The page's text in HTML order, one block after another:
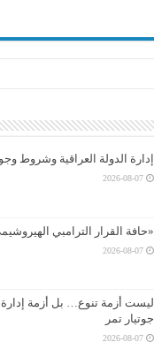
إدارة الدولة العراقية وشروط
2026-08-07
«حافة القرار الترامبي
2026-08-07
ليست أزمة تنوع… بل أزمة إدارة
جوتيار تمر
2026-08-07